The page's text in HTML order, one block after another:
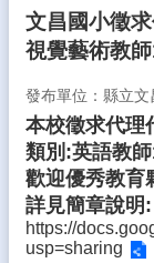
政
處
教
職
應
用
升
學
文昌國小徵
視覺藝術教
發布單位：縣立文
本校徵求代理
類別:英語教
歡迎優秀教育
詳見簡章說明:
https://
usp=sharing